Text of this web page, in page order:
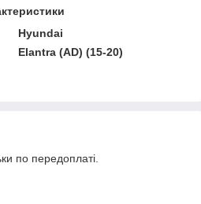
Hyundai
Elantra (AD) (15-20)
по передоплаті.